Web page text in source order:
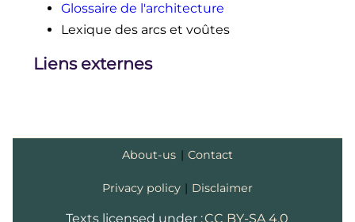
Glossaire de l'architecture
Lexique des arcs et voûtes
Liens externes
About-us | Contact
Privacy policy | Disclaimer
Texts licensed under :CC BY-SA 4.0